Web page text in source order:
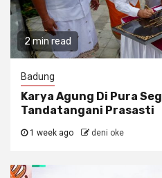
2 min read
Badung
Karya Agung Di Pura
Tandatangani Prasasti
1 week ago deni oke